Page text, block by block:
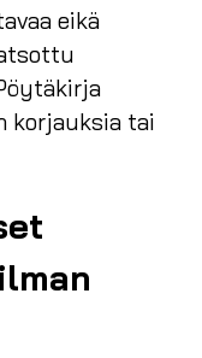
eikä
korjauksia tai